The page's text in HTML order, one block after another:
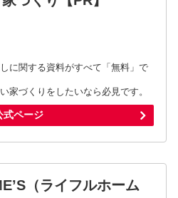
に関する資料がすべて「無料」で
家づくりをしたいなら必見です。
式ページ
（ライフルホーム